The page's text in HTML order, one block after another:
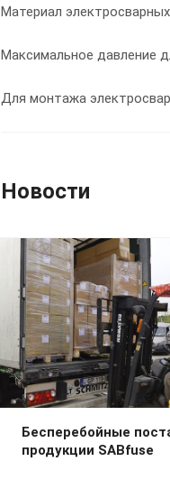
Материал
Максимальное давление
Для монтажа
Новости
Бесперебойные
продукции SABfuse